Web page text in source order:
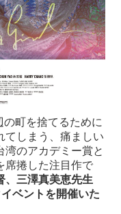
町を捨てるために
てしまう、痛ましい
湾のアカデミー賞と
席捲した注目作で
、三澤真美恵先生
ベントを開催いた